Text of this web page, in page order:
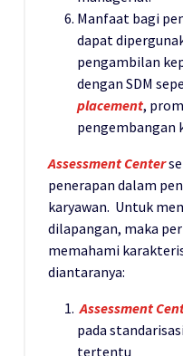
Manfaat bagi
dapat
pengambilan
dengan SDM
placement,
pengembangan
Assessment Center
penerapan dalam
karyawan. Untuk
dilapangan, maka
memahami
diantaranya:
Assessment
pada
tertentu